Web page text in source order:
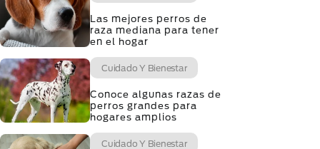
Las mejores perros de
raza mediana para tener
en el hogar
Cuidado Y Bienestar
Conoce algunas razas de
perros grandes para
hogares amplios
Cuidado Y Bienestar